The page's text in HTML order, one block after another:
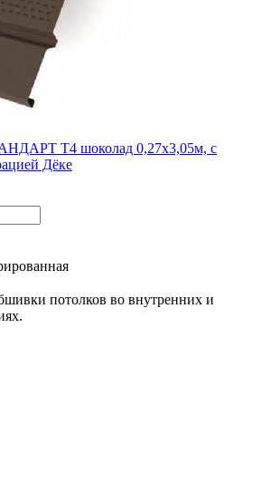
Т4 шоколад 0,27х3,05м, с
Дёке
потолков во внутренних и